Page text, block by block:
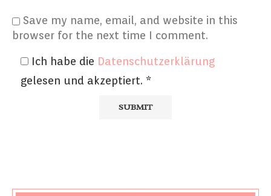
Save my name, email, and website in this
browser for the next time I comment.
Ich habe die Datenschutzerklärung
gelesen und akzeptiert. *